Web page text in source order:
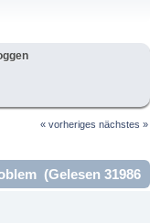
« vorheriges nächstes »
(Gelesen 31986